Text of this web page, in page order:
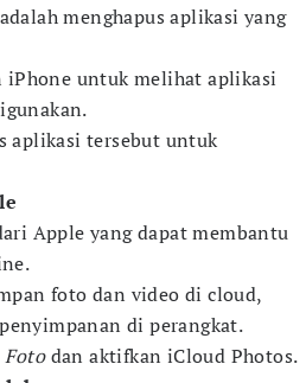
menghapus aplikasi yang
iPhone untuk melihat aplikasi
aplikasi tersebut untuk
Apple yang dapat membantu
foto dan video di cloud,
di perangkat.
Fotodan aktifkan iCloud Photos.